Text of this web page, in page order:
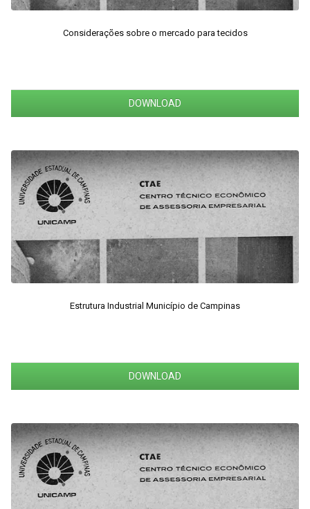
Considerações sobre o mercado para tecidos
DOWNLOAD
Estrutura Industrial Município de Campinas
DOWNLOAD